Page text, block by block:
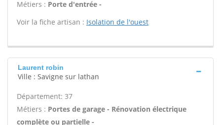
Métiers : Porte d'entrée -
Voir la fiche artisan : Isolation de l'ouest
Laurent robin
Ville : Savigne sur lathan
Département: 37
Métiers : Portes de garage - Rénovation électrique
complète ou partielle -